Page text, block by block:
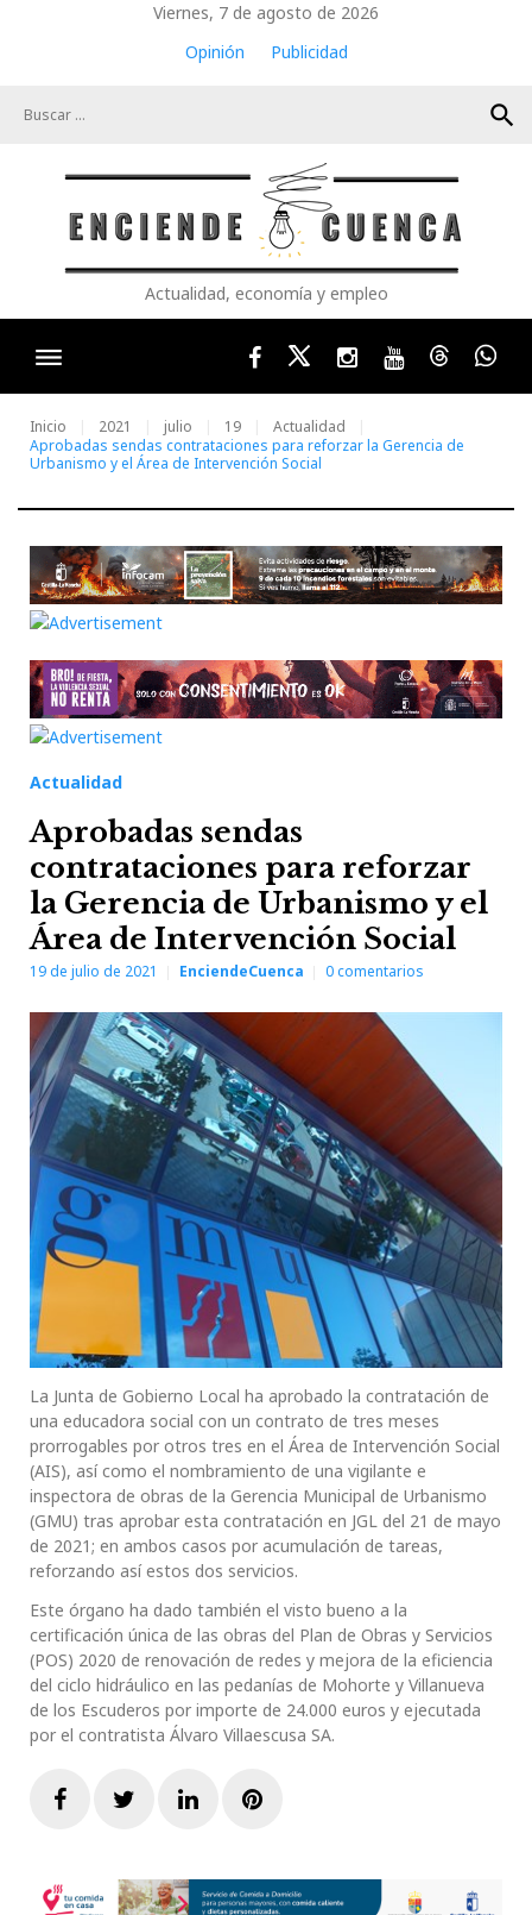
Viernes, 7 de agosto de 2026
Opinión
Publicidad
search
Actualidad, economía y empleo
FacebookTwitterInstagram
YoutubeThreads
Inicio 2021 julio 19
Actualidad
Aprobadas sendas contrataciones para reforzar la Gerencia de
Urbanismo y el Área de Intervención Social
Actualidad
Aprobadas sendas
contrataciones para reforzar
la Gerencia de Urbanismo y el
Área de Intervención Social
19 de julio de 2021 EnciendeCuenca 0comentarios
La Junta de Gobierno Local ha aprobado la contratación de
una educadora social con un contrato de tres meses
prorrogables por otros tres en el Área de Intervención Social
(AIS), así como el nombramiento de una vigilante e
inspectora de obras de la Gerencia Municipal de Urbanismo
(GMU) tras aprobar esta contratación en JGL del 21 de mayo
de 2021; en ambos casos por acumulación de tareas,
reforzando así estos dos servicios.
Este órgano ha dado también el visto bueno a la
certificación única de las obras del Plan de Obras y Servicios
(POS) 2020 de renovación de redes y mejora de la eficiencia
del ciclo hidráulico en las pedanías de Mohorte y Villanueva
de los Escuderos por importe de 24.000 euros y ejecutada
por el contratista Álvaro Villaescusa SA.
FacebookTwitterLinkedInPinterest